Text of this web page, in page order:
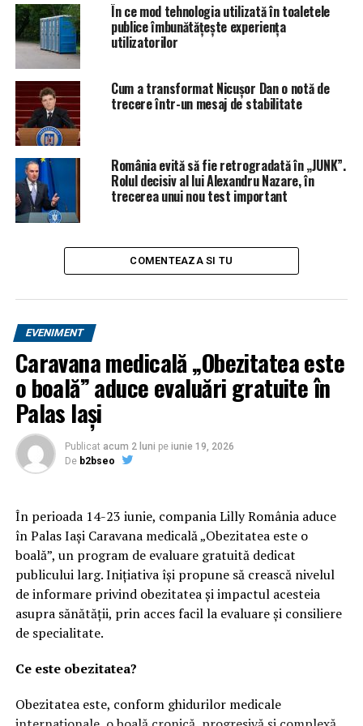
ARTICOLE PE ACEIASI TEMA: PRIMA
URMATORUL
Este oficial! Salariu minim brut de 3.000 de lei de la 1
ianuarie 2019. Bucurie pentru mulți români | BacauAZI
NU RATATI
2019! Un An Nou, un nou început… La Mulţi Ani!
În ce mod tehnologia utilizată în toaletele
publice îmbunătățește experiența
utilizatorilor
Cum a transformat Nicușor Dan o notă de
trecere într-un mesaj de stabilitate
România evită să fie retrogradată în „JUNK”.
Rolul decisiv al lui Alexandru Nazare, în
trecerea unui nou test important
COMENTEAZA SI TU
EVENIMENT
Caravana medicală „Obezitatea este
o boală” aduce evaluări gratuite în
Palas Iași
Publicat acum 2 luni pe iunie 19, 2026
De b2bseo
În perioada 14-23 iunie, compania Lilly România aduce
în Palas Iași Caravana medicală „Obezitatea este o
boală”, un program de evaluare gratuită dedicat
publicului larg. Inițiativa își propune să crească nivelul
de informare privind obezitatea și impactul acesteia
asupra sănătății, prin acces facil la evaluare și consiliere
de specialitate.
Ce este obezitatea?
Obezitatea este, conform ghidurilor medicale